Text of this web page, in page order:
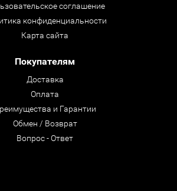
соглашение
конфиденциальности
Карта сайта
Покупателям
Доставка
Оплата
и Гарантии
Обмен / Возврат
Вопрос - Ответ